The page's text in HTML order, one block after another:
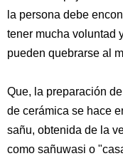
la persona debe
tener mucha voluntad
pueden quebrarse al
Que, la preparación
de cerámica se hace
sañu, obtenida de la
como sañuwasi o